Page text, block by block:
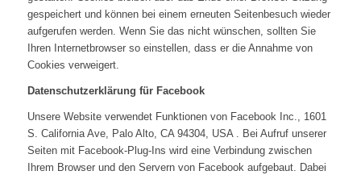
gespeichert und können bei einem erneuten Seitenbesuch wieder
aufgerufen werden. Wenn Sie das nicht wünschen, sollten Sie
Ihren Internetbrowser so einstellen, dass er die Annahme von
Cookies verweigert.
Datenschutzerklärung für Facebook
Unsere Website verwendet Funktionen von Facebook Inc., 1601
S. California Ave, Palo Alto, CA 94304, USA . Bei Aufruf unserer
Seiten mit Facebook-Plug-Ins wird eine Verbindung zwischen
Ihrem Browser und den Servern von Facebook aufgebaut. Dabei